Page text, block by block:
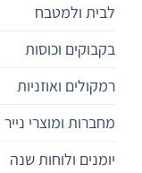
לבית ולמטבח
בקבוקים וכוסות
רמקולים ואוזניות
מחברות ומוצרי נייר
יומנים ולוחות שנה